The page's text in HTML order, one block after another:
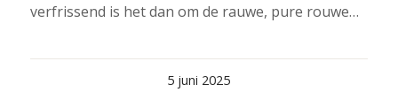
verfrissend is het dan om de rauwe, pure rouwe…
5 juni 2025